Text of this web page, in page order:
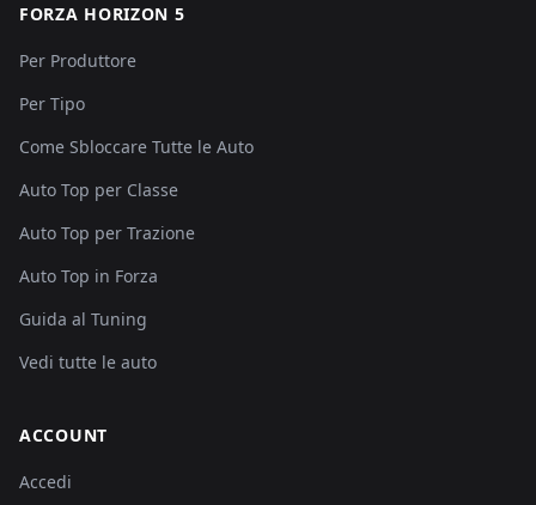
FORZA HORIZON 5
Per Produttore
Per Tipo
Come Sbloccare Tutte le Auto
Auto Top per Classe
Auto Top per Trazione
Auto Top in Forza
Guida al Tuning
Vedi tutte le auto
ACCOUNT
Accedi